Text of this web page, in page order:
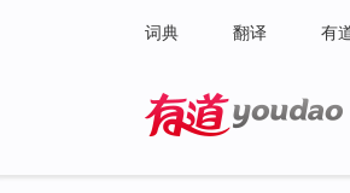
词典 翻译 有